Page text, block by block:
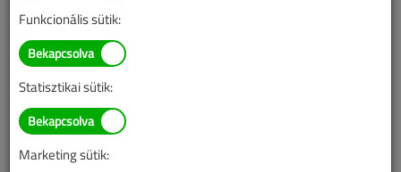
Villámvédelemmel
kapcsolatos tévhitek
2020. november 24. |
Az alábbi tartalom archív, 6 éve frissült utoljára. A cikkben szereplő
Funkcionális sütik:
Statisztikai sütik:
Marketing sütik: